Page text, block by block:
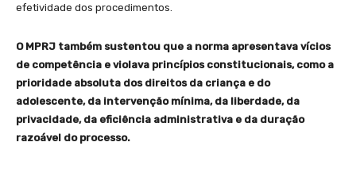
efetividade dos procedimentos.
O MPRJ também sustentou que a norma apresentava vícios
de competência e violava princípios constitucionais, como a
prioridade absoluta dos direitos da criança e do
adolescente, da intervenção mínima, da liberdade, da
privacidade, da eficiência administrativa e da duração
razoável do processo.